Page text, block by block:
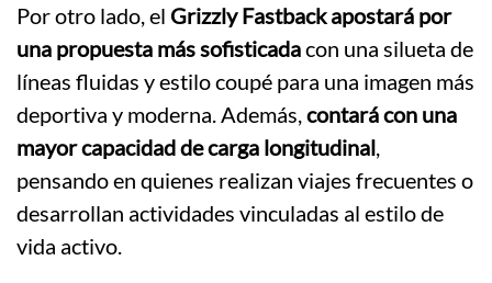
Por otro lado, el Grizzly Fastback apostará por
una propuesta más sofisticadacon una silueta de
líneas fluidas y estilo coupé para una imagen más
deportiva y moderna. Además, contará con una
mayor capacidad de carga longitudinal
pensando en quienes realizan viajes frecuentes o
desarrollan actividades vinculadas al estilo de
vida activo.